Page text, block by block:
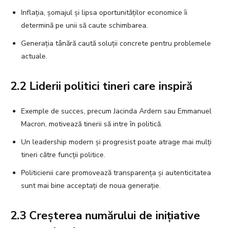
Inflația, șomajul și lipsa oportunităților economice îi
determină pe unii să caute schimbarea.
Generația tânără caută soluții concrete pentru problemele
actuale.
2.2 Liderii politici tineri care inspiră
Exemple de succes, precum Jacinda Ardern sau Emmanuel
Macron, motivează tinerii să intre în politică.
Un leadership modern și progresist poate atrage mai mulți
tineri către funcții politice.
Politicienii care promovează transparența și autenticitatea
sunt mai bine acceptați de noua generație.
2.3 Creșterea numărului de inițiative